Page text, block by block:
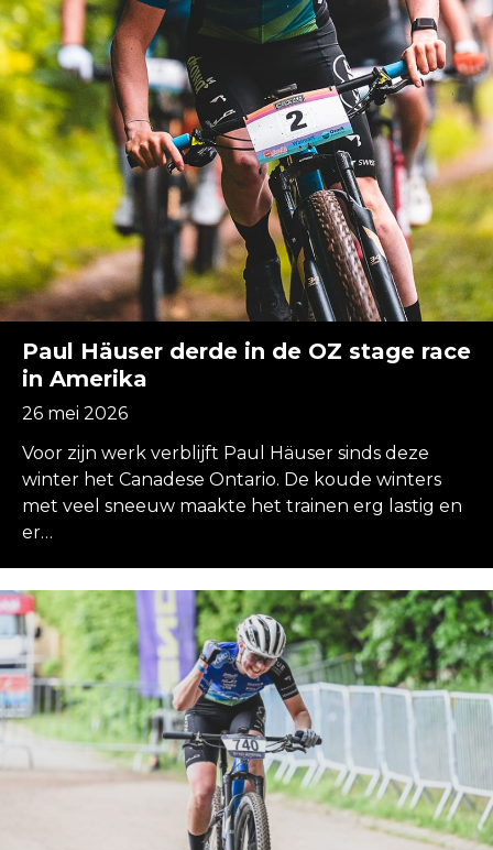
Paul Häuser derde in de OZ stage race
in Amerika
26 mei 2026
Voor zijn werk verblijft Paul Häuser sinds deze
winter het Canadese Ontario. De koude winters
met veel sneeuw maakte het trainen erg lastig en
er…